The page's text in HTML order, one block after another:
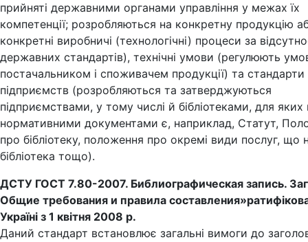
прийняті державними органами управління у межах їх
компетенції; розробляються на конкретну продукцію
конкретні виробничі (технологічні) процеси за
державних стандартів), технічні умови (регулюють
постачальником і споживачем продукції) та стандарти
підприємств (розробляються та затверджуються
підприємствами, у тому числі й бібліотеками, для
нормативними документами є, наприклад, Статут,
про бібліотеку, положення про окремі види послуг, що
бібліотека тощо).
ДСТУ ГОСТ 7.80-2007. Библиографическая запись.
Общие требования и правила составления»
Україні з 1 квітня 2008 р.
Даний стандарт встановлює загальні вимоги до